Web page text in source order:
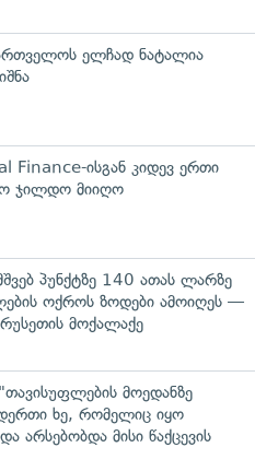
ელჩად ნატალია
Finance-ისგან კიდევ ერთი
ჯილდო მიიღო
პუნქტზე 140 ათას ლარზე
ოქროს ზოდები ამოიღეს —
მოქალაქე
მოედანზე
ხე, რომელიც იყო
არსებობდა მისი წაქცევის